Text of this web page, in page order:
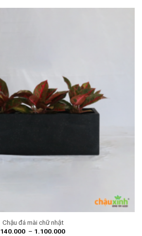
Chậu đá mài chữ nhật
140.000 – 1.100.000